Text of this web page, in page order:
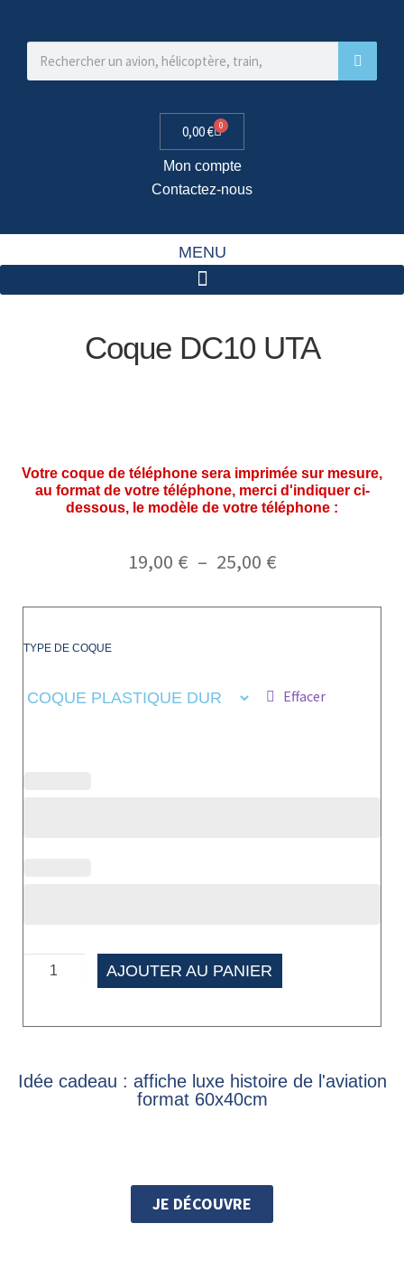
0,00€ 0
Mon compte
Contactez-nous
MENU
Coque DC10 UTA
Votre coque de téléphone sera imprimée sur mesure,
au format de votre téléphone, merci d'indiquer ci-
dessous, le modèle de votre téléphone :
19,00 € – 25,00 €
TYPE DE COQUE
Effacer
AJOUTER AU PANIER
Idée cadeau : affiche luxe histoire de l'aviation
format 60x40cm
JE DÉCOUVRE